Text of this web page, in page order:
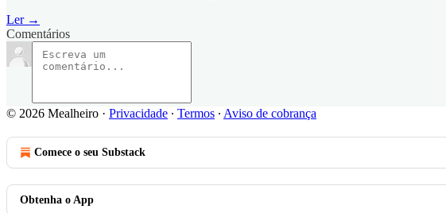
Ler →
Comentários
© 2026 Mealheiro · Privacidade ∙ Termos ∙ Aviso de cobrança
Comece o seu Substack
Obtenha o App